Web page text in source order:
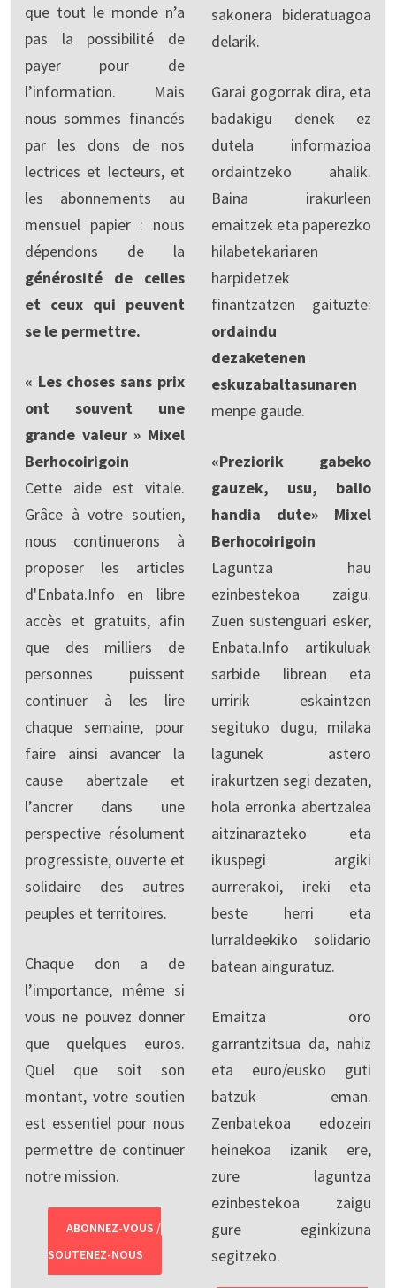
que tout le monde n’a
pas la possibilité de
payer pour de
l’information. Mais
nous sommes financés
par les dons de nos
lectrices et lecteurs, et
les abonnements au
mensuel papier : nous
dépendons de la
générosité de celles
et ceux qui peuvent
se le permettre.
« Les choses sans prix
ont souvent une
grande valeur » Mixel
Berhocoirigoin
Cette aide est vitale.
Grâce à votre soutien,
nous continuerons à
proposer les articles
d'Enbata.Info en libre
accès et gratuits, afin
que des milliers de
personnes puissent
continuer à les lire
chaque semaine, pour
faire ainsi avancer la
cause abertzale et
l’ancrer dans une
perspective résolument
progressiste, ouverte et
solidaire des autres
peuples et territoires.
Chaque don a de
l’importance, même si
vous ne pouvez donner
que quelques euros.
Quel que soit son
montant, votre soutien
est essentiel pour nous
permettre de continuer
notre mission.
ABONNEZ-VOUS /
SOUTENEZ-NOUS
sakonera bideratuagoa
delarik.
Garai gogorrak dira, eta
badakigu denek ez
dutela informazioa
ordaintzeko ahalik.
Baina irakurleen
emaitzek eta paperezko
hilabetekariaren
harpidetzek
finantzatzen gaituzte:
ordaindu
dezaketenen
eskuzabaltasunaren
menpe gaude.
«Preziorik gabeko
gauzek, usu, balio
handia dute» Mixel
Berhocoirigoin
Laguntza hau
ezinbestekoa zaigu.
Zuen sustenguari esker,
Enbata.Info artikuluak
sarbide librean eta
urririk eskaintzen
segituko dugu, milaka
lagunek astero
irakurtzen segi dezaten,
hola erronka abertzalea
aitzinarazteko eta
ikuspegi argiki
aurrerakoi, ireki eta
beste herri eta
lurraldeekiko solidario
batean ainguratuz.
Emaitza oro
garrantzitsua da, nahiz
eta euro/eusko guti
batzuk eman.
Zenbatekoa edozein
heinekoa izanik ere,
zure laguntza
ezinbestekoa zaigu
gure eginkizuna
segitzeko.